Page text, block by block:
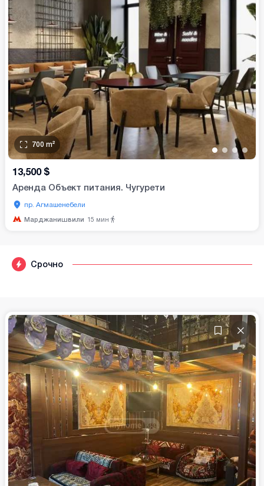
Срочно
• • ••
700 m²
13,500 $
Аренда Объект питания. Чугурети
пр. Агмашенебели
Марджанишвили 15 мин